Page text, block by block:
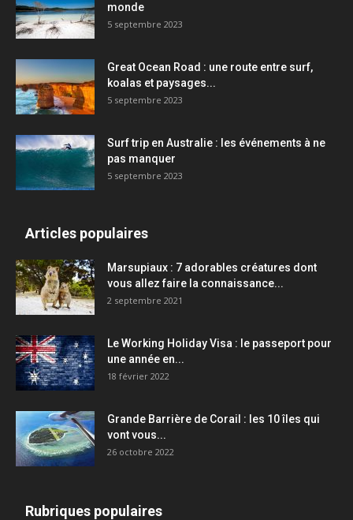
monde
5 septembre 2023
Great Ocean Road : une route entre surf,
koalas et paysages...
5 septembre 2023
Surf trip en Australie : les événements à ne
pas manquer
5 septembre 2023
Articles populaires
Marsupiaux : 7 adorables créatures dont
vous allez faire la connaissance...
2 septembre 2021
Le Working Holiday Visa : le passeport pour
une année en...
18 février 2022
Grande Barrière de Corail : les 10 îles qui
vont vous...
26 octobre 2022
Rubriques populaires